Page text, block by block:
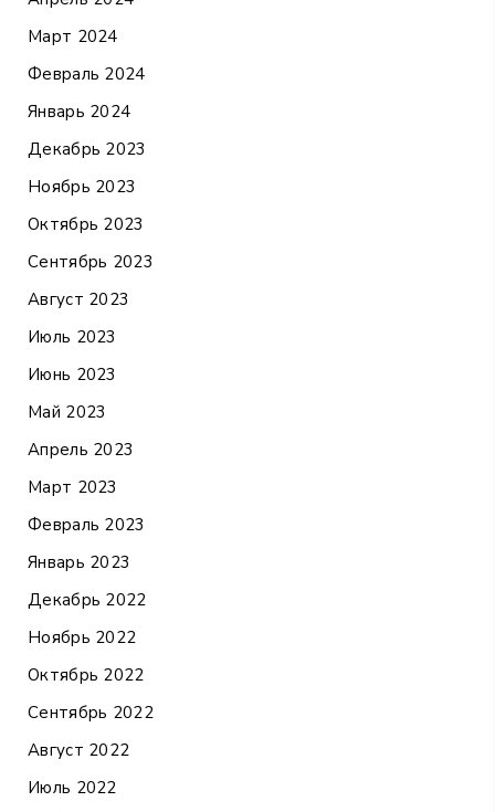
Март 2024
Февраль 2024
Январь 2024
Декабрь 2023
Ноябрь 2023
Октябрь 2023
Сентябрь 2023
Август 2023
Июль 2023
Июнь 2023
Май 2023
Апрель 2023
Март 2023
Февраль 2023
Январь 2023
Декабрь 2022
Ноябрь 2022
Октябрь 2022
Сентябрь 2022
Август 2022
Июль 2022